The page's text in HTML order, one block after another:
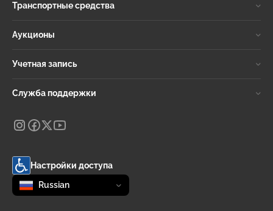
Транспортные средства
Аукционы
Учетная запись
Служба поддержки
Настройки доступа
Change language
selected
Russian